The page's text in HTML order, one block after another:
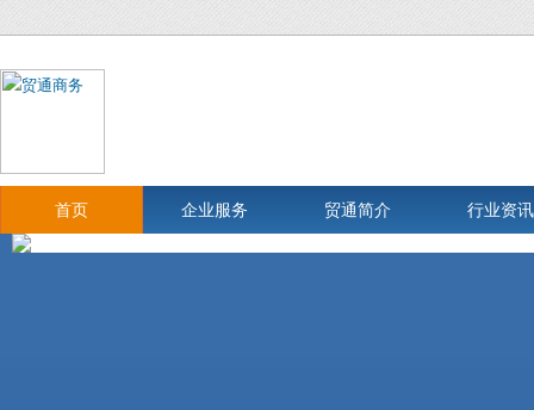
首页 企业服务 贸通简介 行业资讯